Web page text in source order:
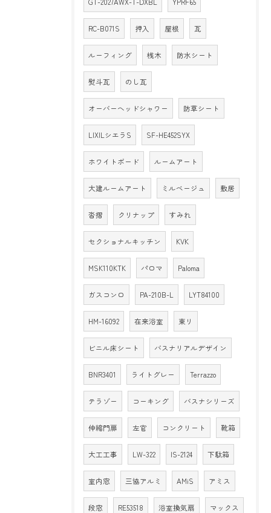
RC-B071S 押入 屋根 瓦
ルーフィング 桟木 防水シート
熨斗瓦 のし瓦
オーバーヘッドシャワー 防草シート
LIXILシエラS SF-HE452SYX
ホワイトボード ルームアート
大建ルームアート ミルベージュ 敷居
沓摺 クリナップ すみれ
セクショナルキッチン KVK
MSK110KTK パロマ Paloma
ガスコンロ PA-210B-L LYT84100
HM-16092 在来浴室 東リ
ビニル床シート バスナリアルデザイン
BNR3401 ライトグレー Terrazzo
テラゾー コーキング バスナシリーズ
伸縮門扉 左官 コンクリート 靴箱
大工工事 LW-322 IS-2124 下駄箱
室内窓 三協アルミ AMiS アミス
段窓 RE53518 浴室換気扇 マックス